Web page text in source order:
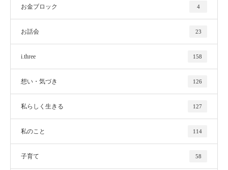
お金ブロック 4
お話会 23
i.three 158
想い・気づき 126
私らしく生きる 127
私のこと 114
子育て 58